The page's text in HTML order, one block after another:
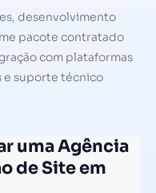
desenvolvimento
pacote contratado
com plataformas
e suporte técnico
uma Agência
de Site em